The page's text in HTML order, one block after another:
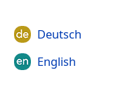
Deutsch
English